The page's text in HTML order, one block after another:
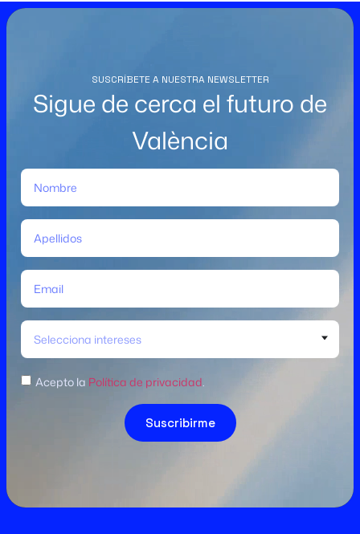
SUSCRÍBETE A NUESTRA NEWSLETTER
Sigue de cerca el futuro de
València
Selecciona intereses
Acepto la Política de privacidad.
Suscribirme